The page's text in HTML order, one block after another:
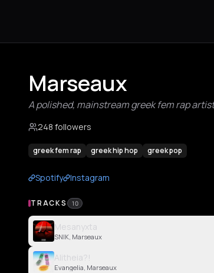
Marseaux
A polished, mainstream greek fem rap
248 followers
greek fem rap greek hip hop greek pop
Spotify Instagram
TRACKS 10
Mesanyxta
SNIK, Marseaux
Alitheia?!
Evangelia, Marseaux